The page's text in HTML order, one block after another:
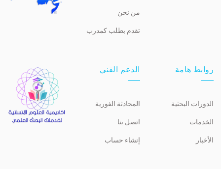
من نحن
تقدم بطلب كمدرب
روابط هامة
الدورات البحثية
الخدمات
الأخبار
الدعم الفني
المحادثة الفورية
اتصل بنا
إنشاء حساب